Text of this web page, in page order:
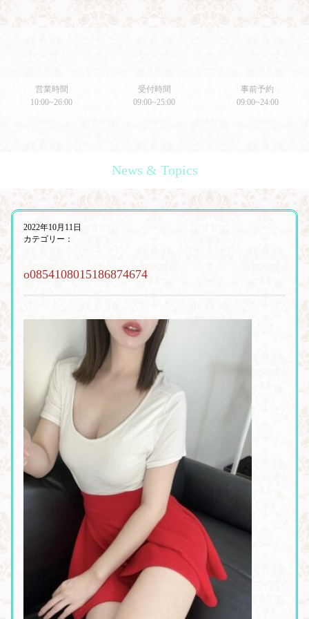
営業時間
10:00~26:00
受付時間
09:00~25:00
事前予約
09:00~24:00
News & Topics
2022年10月11日
カテゴリー：
o0854108015186874674